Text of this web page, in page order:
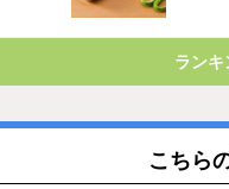
ランキ
こちら